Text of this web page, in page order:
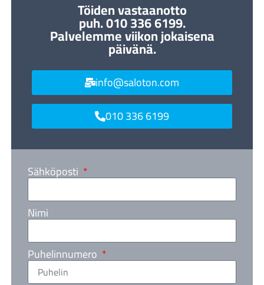
Töiden vastaanotto
puh. 010 336 6199.
Palvelemme viikon jokaisena
päivänä.
info@saloton.com
010 336 6199
Sähköposti
Nimi
Puhelinnumero